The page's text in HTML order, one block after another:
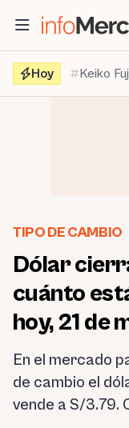
contenido
Hoy
Keiko
TIPO DE CAMBIO
Dólar
cuánto
hoy, 21 de
En el mercado
de cambio el
vende a S/3.79.